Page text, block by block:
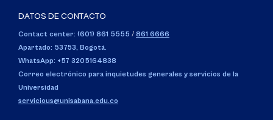
DATOS DE CONTACTO
Contact center: (601) 861 5555 / 861 6666
Apartado: 53753, Bogotá.
WhatsApp: +57 3205164838
Correo electrónico para inquietudes generales y servicios de la
Universidad
servicious@unisabana.edu.co